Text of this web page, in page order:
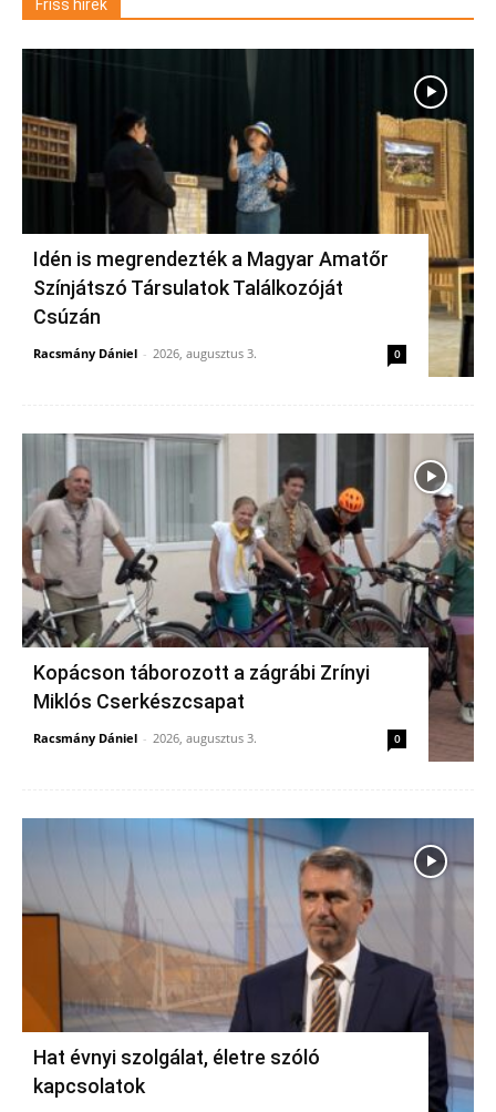
Friss hírek
Idén is megrendezték a Magyar Amatőr
Színjátszó Társulatok Találkozóját
Csúzán
Racsmány Dániel - 2026, augusztus 3. 0
Kopácson táborozott a zágrábi Zrínyi
Miklós Cserkészcsapat
Racsmány Dániel - 2026, augusztus 3. 0
Hat évnyi szolgálat, életre szóló
kapcsolatok